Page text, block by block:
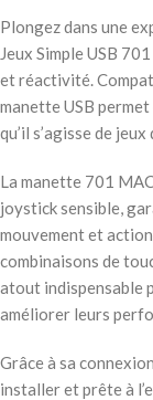
Plongez dans une
Jeux Simple USB
et réactivité.
manette USB
qu’il s’agisse de
La manette 701
joystick sensible,
mouvement et
combinaisons de
atout indispensable
améliorer leurs
Grâce à sa
installer et prête à